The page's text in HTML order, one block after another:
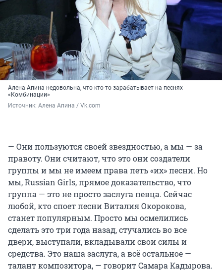
Алена Апина недовольна, что кто-то зарабатывает на песнях
«Комбинации»
Источник: Алена Апина / Vk.com
— Они пользуются своей звездностью, а мы — за
правоту. Они считают, что это они создатели
группы и мы не имеем права петь «их» песни. Но
мы, Russian Girls, прямое доказательство, что
группа — это не просто заслуга певца. Сейчас
любой, кто споет песни Виталия Окорокова,
станет популярным. Просто мы осмелились
сделать это три года назад, стучались во все
двери, выступали, вкладывали свои силы и
средства. Это наша заслуга, а всё остальное —
талант композитора, — говорит Самара Кадырова.